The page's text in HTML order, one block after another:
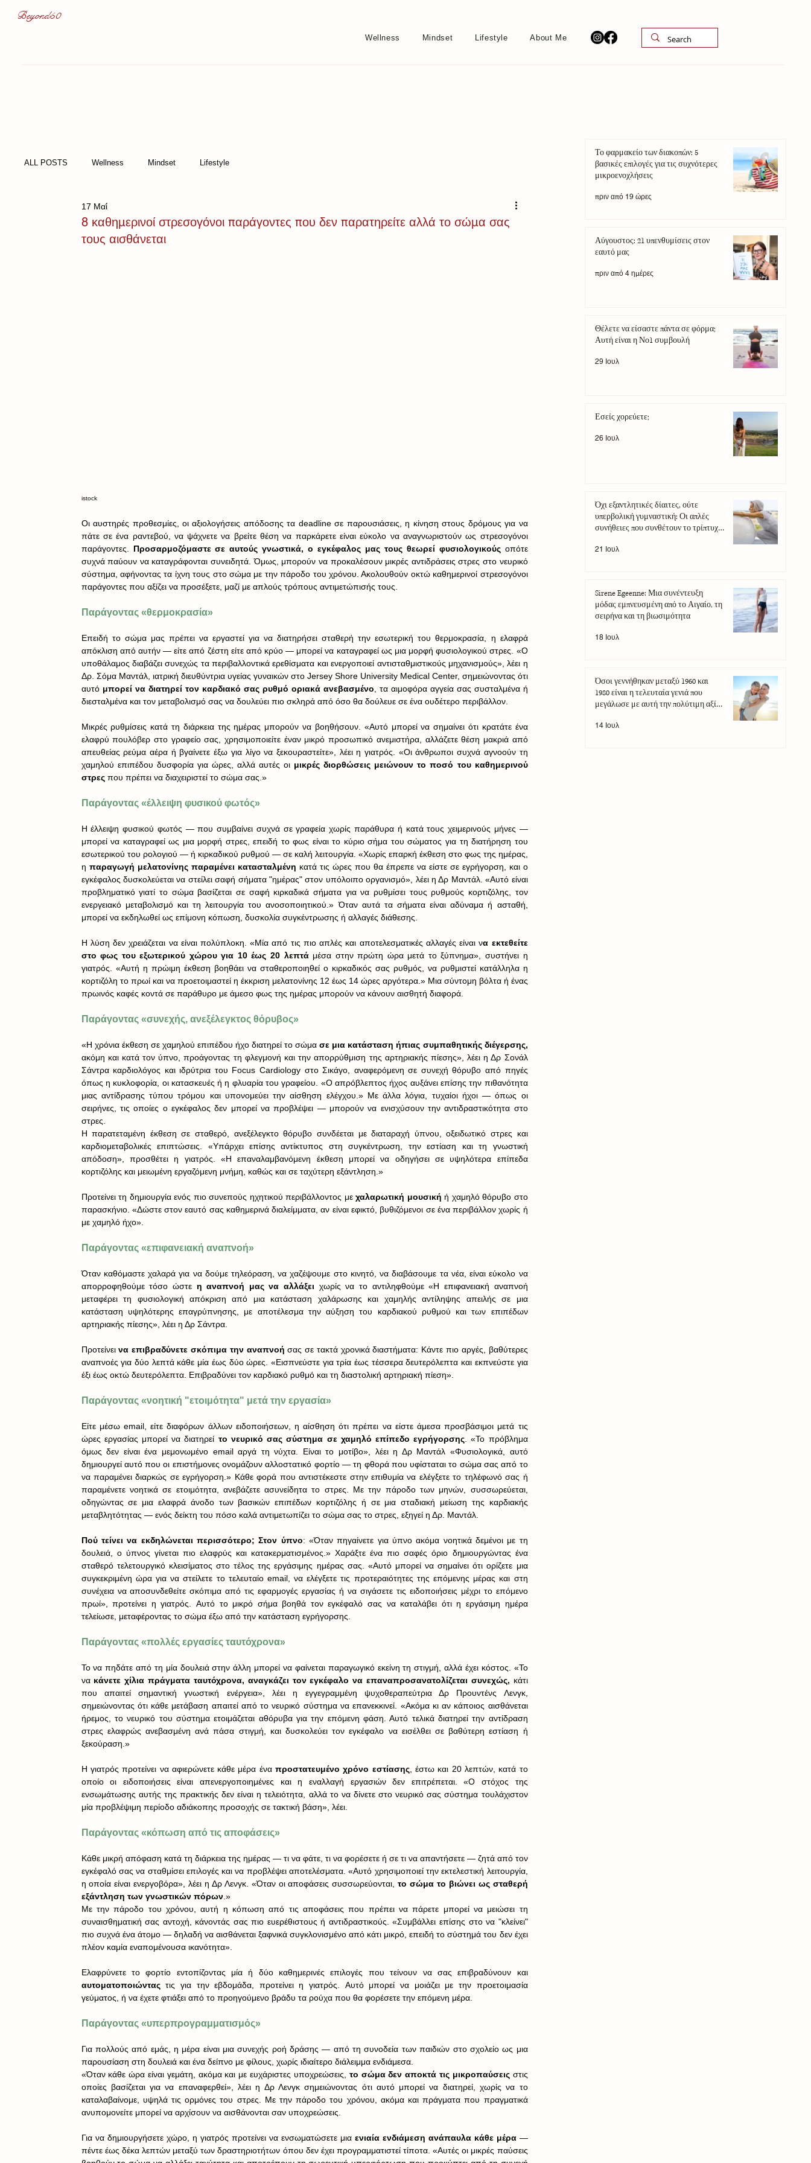
Beyond50
Wellness Mindset Lifestyle About Me
ALL POSTS Wellness Mindset Lifestyle
8 καθημερινοί στρεσογόνοι παράγοντες που δεν παρατηρείτε αλλά το σώμα σας
τους αισθάνεται
17 Μαΐ
istock
Οι αυστηρές προθεσμίες, οι αξιολογήσεις απόδοσης τα deadline σε παρουσιάσεις, η κίνηση στους δρόμους για να
πάτε σε ένα ραντεβού, να ψάχνετε να βρείτε θέση να παρκάρετε είναι εύκολο να αναγνωριστούν ως στρεσογόνοι
παράγοντες. Προσαρμοζόμαστε σε αυτούς γνωστικά, ο εγκέφαλος μας τους θεωρεί φυσιολογικούς οπότε
συχνά παύουν να καταγράφονται συνειδητά. Όμως, μπορούν να προκαλέσουν μικρές αντιδράσεις στρες στο νευρικό
σύστημα, αφήνοντας τα ίχνη τους στο σώμα με την πάροδο του χρόνου. Ακολουθούν οκτώ καθημερινοί στρεσογόνοι
παράγοντες που αξίζει να προσέξετε, μαζί με απλούς τρόπους αντιμετώπισής τους.
Παράγοντας «θερμοκρασία»
Επειδή το σώμα μας πρέπει να εργαστεί για να διατηρήσει σταθερή την εσωτερική του θερμοκρασία, η ελαφρά
απόκλιση από αυτήν — είτε από ζέστη είτε από κρύο — μπορεί να καταγραφεί ως μια μορφή φυσιολογικού στρες. «Ο
υποθάλαμος διαβάζει συνεχώς τα περιβαλλοντικά ερεθίσματα και ενεργοποιεί αντισταθμιστικούς μηχανισμούς», λέει η
Δρ. Σόμα Μαντάλ, ιατρική διευθύντρια υγείας γυναικών στο Jersey Shore University Medical Center, σημειώνοντας ότι
αυτό μπορεί να διατηρεί τον καρδιακό σας ρυθμό οριακά ανεβασμένο, τα αιμοφόρα αγγεία σας συσταλμένα ή
διεσταλμένα και τον μεταβολισμό σας να δουλεύει πιο σκληρά από όσο θα δούλευε σε ένα ουδέτερο περιβάλλον.
Μικρές ρυθμίσεις κατά τη διάρκεια της ημέρας μπορούν να βοηθήσουν. «Αυτό μπορεί να σημαίνει ότι κρατάτε ένα
ελαφρύ πουλόβερ στο γραφείο σας, χρησιμοποιείτε έναν μικρό προσωπικό ανεμιστήρα, αλλάζετε θέση μακριά από
απευθείας ρεύμα αέρα ή βγαίνετε έξω για λίγο να ξεκουραστείτε», λέει η γιατρός. «Οι άνθρωποι συχνά αγνοούν τη
χαμηλού επιπέδου δυσφορία για ώρες, αλλά αυτές οι μικρές διορθώσεις μειώνουν το ποσό του καθημερινού
στρες που πρέπει να διαχειριστεί το σώμα σας.»
Παράγοντας «έλλειψη φυσικού φωτός»
Η έλλειψη φυσικού φωτός — που συμβαίνει συχνά σε γραφεία χωρίς παράθυρα ή κατά τους χειμερινούς μήνες —
μπορεί να καταγραφεί ως μια μορφή στρες, επειδή το φως είναι το κύριο σήμα του σώματος για τη διατήρηση του
εσωτερικού του ρολογιού — ή κιρκαδικού ρυθμού — σε καλή λειτουργία. «Χωρίς επαρκή έκθεση στο φως της ημέρας,
η παραγωγή μελατονίνης παραμένει κατασταλμένη κατά τις ώρες που θα έπρεπε να είστε σε εγρήγορση, και ο
εγκέφαλος δυσκολεύεται να στείλει σαφή σήματα "ημέρας" στον υπόλοιπο οργανισμό», λέει η Δρ Μαντάλ. «Αυτό είναι
προβληματικό γιατί το σώμα βασίζεται σε σαφή κιρκαδικά σήματα για να ρυθμίσει τους ρυθμούς κορτιζόλης, τον
ενεργειακό μεταβολισμό και τη λειτουργία του ανοσοποιητικού.» Όταν αυτά τα σήματα είναι αδύναμα ή ασταθή,
μπορεί να εκδηλωθεί ως επίμονη κόπωση, δυσκολία συγκέντρωσης ή αλλαγές διάθεσης.
Η λύση δεν χρειάζεται να είναι πολύπλοκη. «Μία από τις πιο απλές και αποτελεσματικές αλλαγές είναι να εκτεθείτε
στο φως του εξωτερικού χώρου για 10 έως 20 λεπτά μέσα στην πρώτη ώρα μετά το ξύπνημα», συστήνει η
γιατρός. «Αυτή η πρώιμη έκθεση βοηθάει να σταθεροποιηθεί ο κιρκαδικός σας ρυθμός, να ρυθμιστεί κατάλληλα η
κορτιζόλη το πρωί και να προετοιμαστεί η έκκριση μελατονίνης 12 έως 14 ώρες αργότερα.» Μια σύντομη βόλτα ή ένας
πρωινός καφές κοντά σε παράθυρο με άμεσο φως της ημέρας μπορούν να κάνουν αισθητή διαφορά.
Παράγοντας «συνεχής, ανεξέλεγκτος θόρυβος»
«Η χρόνια έκθεση σε χαμηλού επιπέδου ήχο διατηρεί το σώμα σε μια κατάσταση ήπιας συμπαθητικής διέγερσης,
ακόμη και κατά τον ύπνο, προάγοντας τη φλεγμονή και την απορρύθμιση της αρτηριακής πίεσης», λέει η Δρ Σονάλ
Σάντρα καρδιολόγος και ιδρύτρια του Focus Cardiology στο Σικάγο, αναφερόμενη σε συνεχή θόρυβο από πηγές
όπως η κυκλοφορία, οι κατασκευές ή η φλυαρία του γραφείου. «Ο απρόβλεπτος ήχος αυξάνει επίσης την πιθανότητα
μιας αντίδρασης τύπου τρόμου και υπονομεύει την αίσθηση ελέγχου.» Με άλλα λόγια, τυχαίοι ήχοι — όπως οι
σειρήνες, τις οποίες ο εγκέφαλος δεν μπορεί να προβλέψει — μπορούν να ενισχύσουν την αντιδραστικότητα στο
στρες.
Η παρατεταμένη έκθεση σε σταθερό, ανεξέλεγκτο θόρυβο συνδέεται με διαταραχή ύπνου, οξειδωτικό στρες και
καρδιομεταβολικές επιπτώσεις. «Υπάρχει επίσης αντίκτυπος στη συγκέντρωση, την εστίαση και τη γνωστική
απόδοση», προσθέτει η γιατρός. «Η επαναλαμβανόμενη έκθεση μπορεί να οδηγήσει σε υψηλότερα επίπεδα
κορτιζόλης και μειωμένη εργαζόμενη μνήμη, καθώς και σε ταχύτερη εξάντληση.»
Προτείνει τη δημιουργία ενός πιο συνεπούς ηχητικού περιβάλλοντος με χαλαρωτική μουσική ή χαμηλό θόρυβο στο
παρασκήνιο. «Δώστε στον εαυτό σας καθημερινά διαλείμματα, αν είναι εφικτό, βυθιζόμενοι σε ένα περιβάλλον χωρίς ή
με χαμηλό ήχο».
Παράγοντας «επιφανειακή αναπνοή»
Όταν καθόμαστε χαλαρά για να δούμε τηλεόραση, να χαζέψουμε στο κινητό, να διαβάσουμε τα νέα, είναι εύκολο να
απορροφηθούμε τόσο ώστε η αναπνοή μας να αλλάξει χωρίς να το αντιληφθούμε «Η επιφανειακή αναπνοή
μεταφέρει τη φυσιολογική απόκριση από μια κατάσταση χαλάρωσης και χαμηλής αντίληψης απειλής σε μια
κατάσταση υψηλότερης επαγρύπνησης, με αποτέλεσμα την αύξηση του καρδιακού ρυθμού και των επιπέδων
αρτηριακής πίεσης», λέει η Δρ Σάντρα.
Προτείνει να επιβραδύνετε σκόπιμα την αναπνοή σας σε τακτά χρονικά διαστήματα: Κάντε πιο αργές, βαθύτερες
αναπνοές για δύο λεπτά κάθε μία έως δύο ώρες. «Εισπνεύστε για τρία έως τέσσερα δευτερόλεπτα και εκπνεύστε για
έξι έως οκτώ δευτερόλεπτα. Επιβραδύνει τον καρδιακό ρυθμό και τη διαστολική αρτηριακή πίεση».
Παράγοντας «νοητική "ετοιμότητα" μετά την εργασία»
Είτε μέσω email, είτε διαφόρων άλλων ειδοποιήσεων, η αίσθηση ότι πρέπει να είστε άμεσα προσβάσιμοι μετά τις
ώρες εργασίας μπορεί να διατηρεί το νευρικό σας σύστημα σε χαμηλό επίπεδο εγρήγορσης. «Το πρόβλημα
όμως δεν είναι ένα μεμονωμένο email αργά τη νύχτα. Είναι το μοτίβο», λέει η Δρ Μαντάλ «Φυσιολογικά, αυτό
δημιουργεί αυτό που οι επιστήμονες ονομάζουν αλλοστατικό φορτίο — τη φθορά που υφίσταται το σώμα σας από το
να παραμένει διαρκώς σε εγρήγορση.» Κάθε φορά που αντιστέκεστε στην επιθυμία να ελέγξετε το τηλέφωνό σας ή
παραμένετε νοητικά σε ετοιμότητα, ανεβάζετε ασυνείδητα το στρες. Με την πάροδο των μηνών, συσσωρεύεται,
οδηγώντας σε μια ελαφρά άνοδο των βασικών επιπέδων κορτιζόλης ή σε μια σταδιακή μείωση της καρδιακής
μεταβλητότητας — ενός δείκτη του πόσο καλά αντιμετωπίζει το σώμα σας το στρες, εξηγεί η Δρ. Μαντάλ.
Πού τείνει να εκδηλώνεται περισσότερο; Στον ύπνο: «Όταν πηγαίνετε για ύπνο ακόμα νοητικά δεμένοι με τη
δουλειά, ο ύπνος γίνεται πιο ελαφρύς και κατακερματισμένος.» Χαράξτε ένα πιο σαφές όριο δημιουργώντας ένα
σταθερό τελετουργικό κλεισίματος στο τέλος της εργάσιμης ημέρας σας. «Αυτό μπορεί να σημαίνει ότι ορίζετε μια
συγκεκριμένη ώρα για να στείλετε το τελευταίο email, να ελέγξετε τις προτεραιότητες της επόμενης μέρας και στη
συνέχεια να αποσυνδεθείτε σκόπιμα από τις εφαρμογές εργασίας ή να σιγάσετε τις ειδοποιήσεις μέχρι το επόμενο
πρωί», προτείνει η γιατρός. Αυτό το μικρό σήμα βοηθά τον εγκέφαλό σας να καταλάβει ότι η εργάσιμη ημέρα
τελείωσε, μεταφέροντας το σώμα έξω από την κατάσταση εγρήγορσης.
Παράγοντας «πολλές εργασίες ταυτόχρονα»
Το να πηδάτε από τη μία δουλειά στην άλλη μπορεί να φαίνεται παραγωγικό εκείνη τη στιγμή, αλλά έχει κόστος. «Το
να κάνετε χίλια πράγματα ταυτόχρονα, αναγκάζει τον εγκέφαλο να επαναπροσανατολίζεται συνεχώς, κάτι
που απαιτεί σημαντική γνωστική ενέργεια», λέει η εγγεγραμμένη ψυχοθεραπεύτρια Δρ Προυντένς Λενγκ,
σημειώνοντας ότι κάθε μετάβαση απαιτεί από το νευρικό σύστημα να επανεκκινεί. «Ακόμα κι αν κάποιος αισθάνεται
ήρεμος, το νευρικό του σύστημα ετοιμάζεται αθόρυβα για την επόμενη φάση. Αυτό τελικά διατηρεί την αντίδραση
στρες ελαφρώς ανεβασμένη ανά πάσα στιγμή, και δυσκολεύει τον εγκέφαλο να εισέλθει σε βαθύτερη εστίαση ή
ξεκούραση.»
Η γιατρός προτείνει να αφιερώνετε κάθε μέρα ένα προστατευμένο χρόνο εστίασης, έστω και 20 λεπτών, κατά το
οποίο οι ειδοποιήσεις είναι απενεργοποιημένες και η εναλλαγή εργασιών δεν επιτρέπεται. «Ο στόχος της
ενσωμάτωσης αυτής της πρακτικής δεν είναι η τελειότητα, αλλά το να δίνετε στο νευρικό σας σύστημα τουλάχιστον
μία προβλέψιμη περίοδο αδιάκοπης προσοχής σε τακτική βάση», λέει.
Παράγοντας «κόπωση από τις αποφάσεις»
Κάθε μικρή απόφαση κατά τη διάρκεια της ημέρας — τι να φάτε, τι να φορέσετε ή σε τι να απαντήσετε — ζητά από τον
εγκέφαλό σας να σταθμίσει επιλογές και να προβλέψει αποτελέσματα. «Αυτό χρησιμοποιεί την εκτελεστική λειτουργία,
η οποία είναι ενεργοβόρα», λέει η Δρ Λενγκ. «Όταν οι αποφάσεις συσσωρεύονται, το σώμα το βιώνει ως σταθερή
εξάντληση των γνωστικών πόρων.»
Με την πάροδο του χρόνου, αυτή η κόπωση από τις αποφάσεις που πρέπει να πάρετε μπορεί να μειώσει τη
συναισθηματική σας αντοχή, κάνοντάς σας πιο ευερέθιστους ή αντιδραστικούς. «Συμβάλλει επίσης στο να "κλείνει"
πιο συχνά ένα άτομο — δηλαδή να αισθάνεται ξαφνικά συγκλονισμένο από κάτι μικρό, επειδή το σύστημά του δεν έχει
πλέον καμία εναπομένουσα ικανότητα».
Ελαφρύνετε το φορτίο εντοπίζοντας μία ή δύο καθημερινές επιλογές που τείνουν να σας επιβραδύνουν και
αυτοματοποιώντας τις για την εβδομάδα, προτείνει η γιατρός. Αυτό μπορεί να μοιάζει με την προετοιμασία
γεύματος, ή να έχετε φτιάξει από το προηγούμενο βράδυ τα ρούχα που θα φορέσετε την επόμενη μέρα.
Παράγοντας «υπερπρογραμματισμός»
Για πολλούς από εμάς, η μέρα είναι μια συνεχής ροή δράσης — από τη συνοδεία των παιδιών στο σχολείο ως μια
παρουσίαση στη δουλειά και ένα δείπνο με φίλους, χωρίς ιδιαίτερο διάλειμμα ενδιάμεσα.
«Όταν κάθε ώρα είναι γεμάτη, ακόμα και με ευχάριστες υποχρεώσεις, το σώμα δεν αποκτά τις μικροπαύσεις στις
οποίες βασίζεται για να επαναφερθεί», λέει η Δρ Λενγκ σημειώνοντας ότι αυτό μπορεί να διατηρεί, χωρίς να το
καταλαβαίνομε, υψηλά τις ορμόνες του στρες. Με την πάροδο του χρόνου, ακόμα και πράγματα που πραγματικά
ανυπομονείτε μπορεί να αρχίσουν να αισθάνονται σαν υποχρεώσεις.
Για να δημιουργήσετε χώρο, η γιατρός προτείνει να ενσωματώσετε μια ενιαία ενδιάμεση ανάπαυλα κάθε μέρα —
πέντε έως δέκα λεπτών μεταξύ των δραστηριοτήτων όπου δεν έχει προγραμματιστεί τίποτα. «Αυτές οι μικρές παύσεις
Το φαρμακείο των διακοπών: 5
βασικές επιλογές για τις συχνότερες
μικροενοχλήσεις
πριν από 19 ώρες
Αύγουστος: 21 υπενθυμίσεις στον
εαυτό μας
πριν από 4 ημέρες
Θέλετε να είσαστε πάντα σε φόρμα;
Αυτή είναι η Νο1 συμβουλή
29 Ιουλ
Εσείς χορεύετε;
26 Ιουλ
Όχι εξαντλητικές δίαιτες, ούτε
υπερβολική γυμναστική: Οι απλές
συνήθειες που συνθέτουν το τρίπτυχο
21 Ιουλ
Sirene Egeenne: Μια συνέντευξη
μόδας εμπνευσμένη από το Αιγαίο, τη
σειρήνα και τη βιωσιμότητα
18 Ιουλ
Όσοι γεννήθηκαν μεταξύ 1960 και
1980 είναι η τελευταία γενιά που
μεγάλωσε με αυτή την πολύτιμη αξία
14 Ιουλ